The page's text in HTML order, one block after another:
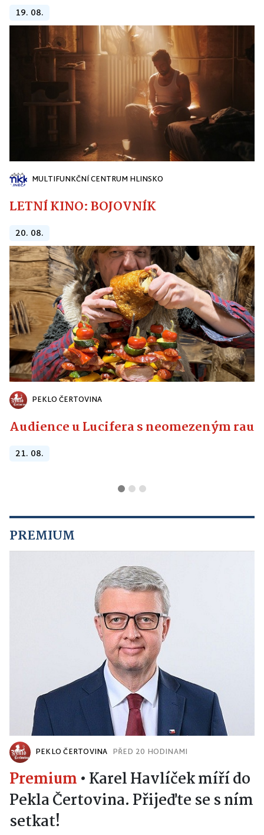
19. 08.
MULTIFUNKČNÍ CENTRUM HLINSKO
LETNÍ KINO: BOJOVNÍK
20. 08.
PEKLO ČERTOVINA
Audience u Lucifera s neomezeným
21. 08.
PREMIUM
PEKLO ČERTOVINA PŘED 20 HODINAMI
Premium • Karel Havlíček míří do
Pekla Čertovina. Přijeďte se s ním
setkat!